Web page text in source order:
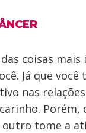
coisas
Já que você
nas
Porém,
tome a